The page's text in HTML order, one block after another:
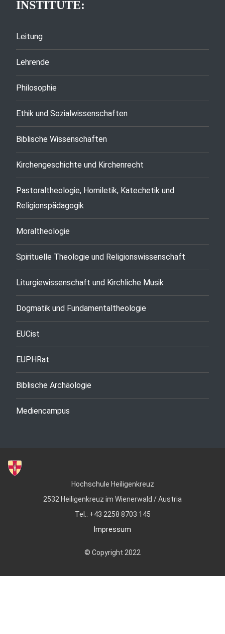
INSTITUTE:
Leitung
Lehrende
Philosophie
Ethik und Sozialwissenschaften
Biblische Wissenschaften
Kirchengeschichte und Kirchenrecht
Pastoraltheologie, Homiletik, Katechetik und
Religionspädagogik
Moraltheologie
Spirituelle Theologie und Religionswissenschaft
Liturgiewissenschaft und Kirchliche Musik
Dogmatik und Fundamentaltheologie
EUCist
EUPHRat
Biblische Archäologie
Mediencampus
Hochschule Heiligenkreuz
2532 Heiligenkreuz im Wienerwald / Austria
Tel.: +43 2258 8703 145
Impressum
© Copyright 2022